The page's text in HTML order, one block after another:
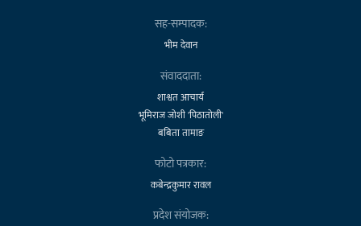
सह-सम्पादक:
भीम देवान
संवाददाता:
शाश्वत आचार्य
भूमिराज जोशी 'पिठातोली'
बबिता तामाङ
फोटो पत्रकार:
कबेन्द्रकुमार रावल
प्रदेश संयोजक: